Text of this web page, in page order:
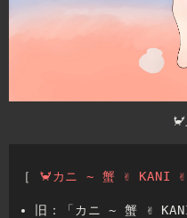
［ 🦀カニ ~ 蟹 ✌ KANI
旧：「カニ ~ 蟹 ✌